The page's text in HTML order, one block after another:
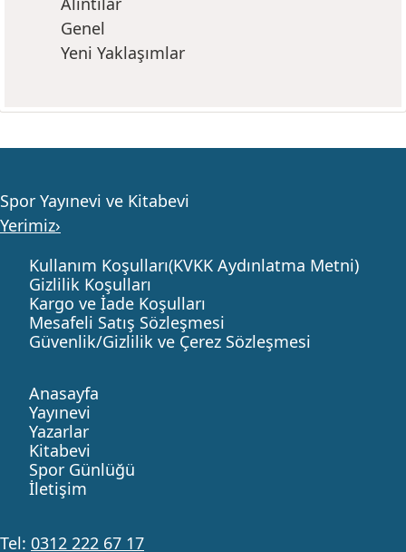
Genel
Yeni Yaklaşımlar
Spor Yayınevi ve Kitabevi
Yerimiz›
Kullanım Koşulları(KVKK Aydınlatma Metni)
Gizlilik Koşulları
Kargo ve İade Koşulları
Mesafeli Satış Sözleşmesi
Güvenlik/Gizlilik ve Çerez Sözleşmesi
Anasayfa
Yayınevi
Yazarlar
Kitabevi
Spor Günlüğü
İletişim
Tel: 0312 222 67 17